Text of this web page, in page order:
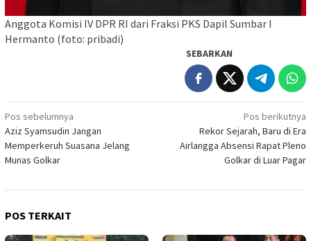
Anggota Komisi IV DPR RI dari Fraksi PKS Dapil Sumbar I
Hermanto (foto: pribadi)
SEBARKAN
Navigasi
pos
Pos sebelumnya
Aziz Syamsudin Jangan
Memperkeruh Suasana Jelang
Munas Golkar
Pos berikutnya
Rekor Sejarah, Baru di Era
Airlangga Absensi Rapat Pleno
Golkar di Luar Pagar
POS TERKAIT